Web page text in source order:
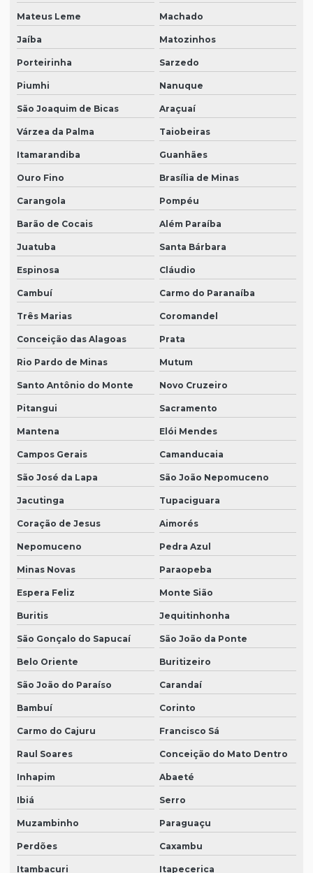
Mateus Leme Machado
Jaíba Matozinhos
Porteirinha Sarzedo
Piumhi Nanuque
São Joaquim de Bicas Araçuaí
Várzea da Palma Taiobeiras
Itamarandiba Guanhães
Ouro Fino Brasília de Minas
Carangola Pompéu
Barão de Cocais Além Paraíba
Juatuba Santa Bárbara
Espinosa Cláudio
Cambuí Carmo do Paranaíba
Três Marias Coromandel
Conceição das Alagoas Prata
Rio Pardo de Minas Mutum
Santo Antônio do Monte Novo Cruzeiro
Pitangui Sacramento
Mantena Elói Mendes
Campos Gerais Camanducaia
São José da Lapa São João Nepomuceno
Jacutinga Tupaciguara
Coração de Jesus Aimorés
Nepomuceno Pedra Azul
Minas Novas Paraopeba
Espera Feliz Monte Sião
Buritis Jequitinhonha
São Gonçalo do Sapucaí São João da Ponte
Belo Oriente Buritizeiro
São João do Paraíso Carandaí
Bambuí Corinto
Carmo do Cajuru Francisco Sá
Raul Soares Conceição do Mato Dentro
Inhapim Abaeté
Ibiá Serro
Muzambinho Paraguaçu
Perdões Caxambu
Itambacuri Itapecerica